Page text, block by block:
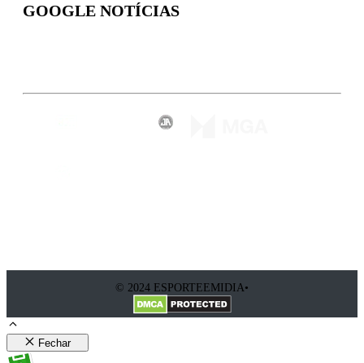
GOOGLE NOTÍCIAS
© 2024 ESPORTEEMIDIA•
Fechar